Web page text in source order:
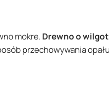
mokre. Drewno o
przechowywania